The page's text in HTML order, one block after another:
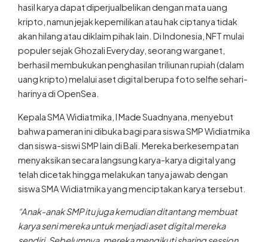
hasil karya dapat diperjualbelikan dengan mata uang
kripto, namun jejak kepemilikan atau hak ciptanya tidak
akan hilang atau diklaim pihak lain. Di Indonesia, NFT mulai
populer sejak Ghozali Everyday, seorang warganet,
berhasil membukukan penghasilan triliunan rupiah (dalam
uang kripto) melalui aset digital berupa foto selfie sehari-
harinya di OpenSea.
Kepala SMA Widiatmika, I Made Suadnyana, menyebut
bahwa pameran ini dibuka bagi para siswa SMP Widiatmika
dan siswa-siswi SMP lain di Bali. Mereka berkesempatan
menyaksikan secara langsung karya-karya digital yang
telah dicetak hingga melakukan tanya jawab dengan
siswa SMA Widiatmika yang menciptakan karya tersebut.
“Anak-anak SMP itu juga kemudian ditantang membuat
karya seni mereka untuk menjadi aset digital mereka